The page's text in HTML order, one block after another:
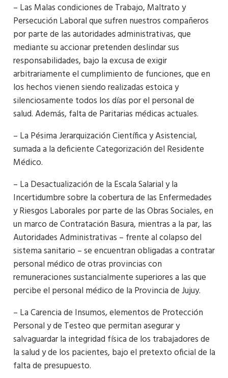
– Las Malas condiciones de Trabajo, Maltrato y
Persecución Laboral que sufren nuestros compañeros
por parte de las autoridades administrativas, que
mediante su accionar pretenden deslindar sus
responsabilidades, bajo la excusa de exigir
arbitrariamente el cumplimiento de funciones, que en
los hechos vienen siendo realizadas estoica y
silenciosamente todos los días por el personal de
salud. Además, falta de Paritarias médicas actuales.
– La Pésima Jerarquización Científica y Asistencial,
sumada a la deficiente Categorización del Residente
Médico.
– La Desactualización de la Escala Salarial y la
Incertidumbre sobre la cobertura de las Enfermedades
y Riesgos Laborales por parte de las Obras Sociales, en
un marco de Contratación Basura, mientras a la par, las
Autoridades Administrativas – frente al colapso del
sistema sanitario – se encuentran obligadas a contratar
personal médico de otras provincias con
remuneraciones sustancialmente superiores a las que
percibe el personal médico de la Provincia de Jujuy.
– La Carencia de Insumos, elementos de Protección
Personal y de Testeo que permitan asegurar y
salvaguardar la integridad física de los trabajadores de
la salud y de los pacientes, bajo el pretexto oficial de la
falta de presupuesto.